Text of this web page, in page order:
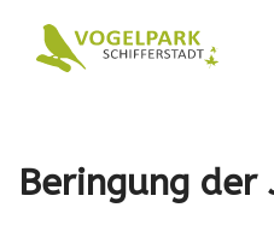
Beringung der